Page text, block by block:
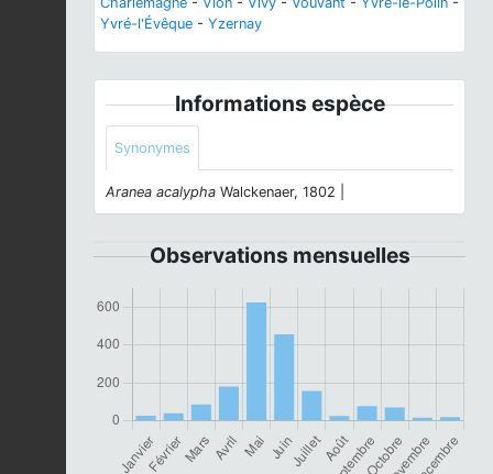
Yvré-l'Évêque - Yzernay
Informations espèce
Synonymes
Aranea acalypha Walckenaer, 1802 |
Observations mensuelles